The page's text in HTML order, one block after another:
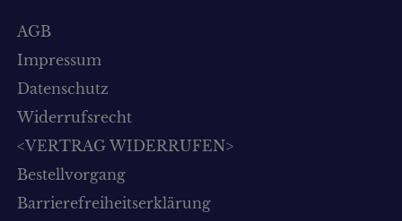
AGB
Impressum
Datenschutz
Widerrufsrecht
<VERTRAG WIDERRUFEN>
Bestellvorgang
Barrierefreiheitserklärung